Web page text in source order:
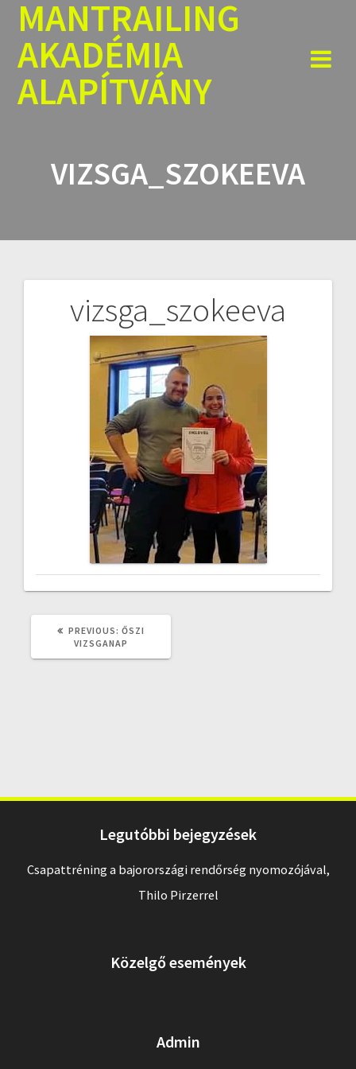
Skip
to
MANTRAILING
AKADÉMIA
ALAPÍTVÁNY
VIZSGA_SZOKEEVA
vizsga_szokeeva
Bejegyzés
navigáció
PREVIOUS: PREVIOUS
POST:
ŐSZI
VIZSGANAP
Legutóbbi bejegyzések
Csapattréning a bajorországi rendőrség nyomozójával,
Thilo Pirzerrel
Közelgő események
Admin